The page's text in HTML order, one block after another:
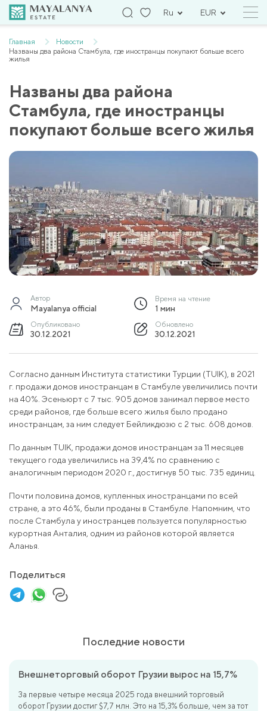
Ru EUR
Главная
Новости
Названы два района Стамбула, где иностранцы покупают больше всего
жилья
Названы два района
Стамбула, где иностранцы
покупают больше всего жилья
Автор
Mayalanya official
Время на чтение
1 мин
Опубликовано
30.12.2021
Обновлено
30.12.2021
Согласно данным Института статистики Турции (TUIK), в 2021
г. продажи домов иностранцам в Стамбуле увеличились почти
на 40%. Эсеньюрт с 7 тыс. 905 домов занимал первое место
среди районов, где больше всего жилья было продано
иностранцам, за ним следует Бейликдюзю с 2 тыс. 608 домов.
По данным TUIK, продажи домов иностранцам за 11 месяцев
текущего года увеличились на 39,4% по сравнению с
аналогичным периодом 2020 г., достигнув 50 тыс. 735 единиц.
Почти половина домов, купленных иностранцами по всей
стране, а это 46%, были проданы в Стамбуле. Напомним, что
после Стамбула у иностранцев пользуется популярностью
курортная Анталия, одним из районов которой является
Аланья.
Поделиться
Последние новости
Внешнеторговый оборот Грузии вырос на 15,7%
За первые четыре месяца 2025 года внешний торговый
оборот Грузии достиг $7,7 млн. Это на 15,3% больше, чем за тот